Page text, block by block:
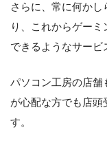
さらに、常に何か
り、これからゲー
できるようなサービ
パソコン工房の店舗
が心配な方でも店頭
す。